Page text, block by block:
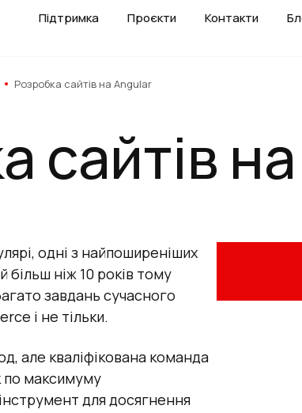
Підтримка Проєкти Контакти
Розробка сайтів на Angular
сайтів
одні з найпоширеніших
ніж 10 років тому
завдань сучасного
і не тільки.
але кваліфікована команда
по максимуму
для досягнення